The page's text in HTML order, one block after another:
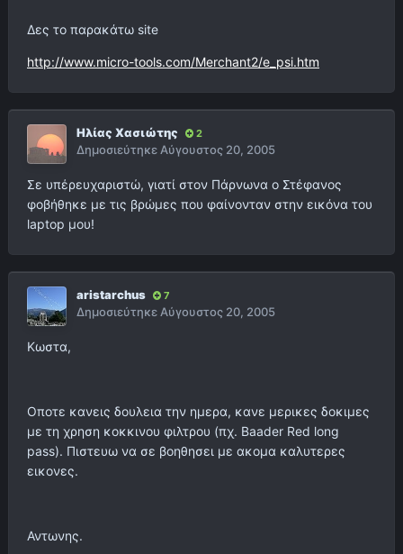
Δες το παρακάτω site
http://www.micro-tools.com/Merchant2/e_psi.htm
Ηλίας Χασιώτης 2
ΔημοσιεύτηκεΑύγουστος 20, 2005
Σε υπέρευχαριστώ, γιατί στον Πάρνωνα ο Στέφανος
φοβήθηκε με τις βρώμες που φαίνονταν στην εικόνα του
laptop μου!
aristarchus 7
ΔημοσιεύτηκεΑύγουστος 20, 2005
Κωστα,
Οποτε κανεις δουλεια την ημερα, κανε μερικες δοκιμες
με τη χρηση κοκκινου φιλτρου (πχ. Baader Red long
pass). Πιστευω να σε βοηθησει με ακομα καλυτερες
εικονες.
Αντωνης.